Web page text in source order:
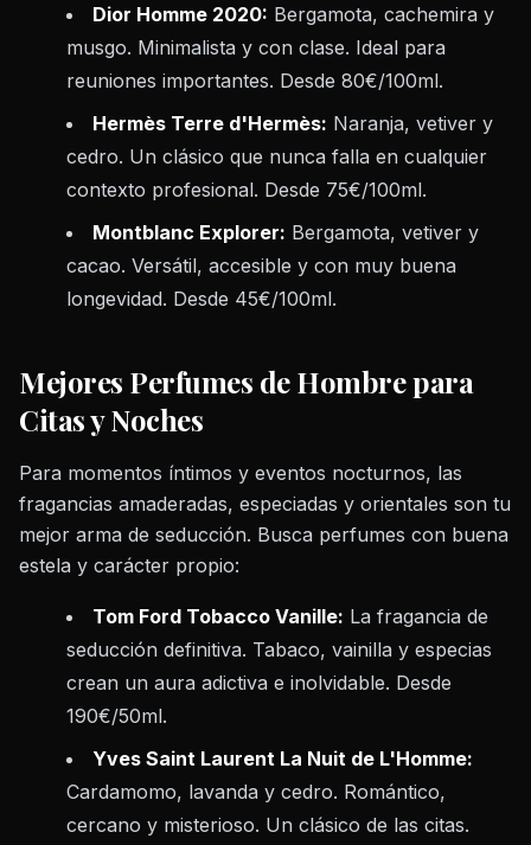
Dior Homme 2020: Bergamota, cachemira y
musgo. Minimalista y con clase. Ideal para
reuniones importantes. Desde 80€/100ml.
Hermès Terre d'Hermès: Naranja, vetiver y
cedro. Un clásico que nunca falla en cualquier
contexto profesional. Desde 75€/100ml.
Montblanc Explorer: Bergamota, vetiver y
cacao. Versátil, accesible y con muy buena
longevidad. Desde 45€/100ml.
Mejores Perfumes de Hombre para
Citas y Noches
Para momentos íntimos y eventos nocturnos, las
fragancias amaderadas, especiadas y orientales son tu
mejor arma de seducción. Busca perfumes con buena
estela y carácter propio:
Tom Ford Tobacco Vanille: La fragancia de
seducción definitiva. Tabaco, vainilla y especias
crean un aura adictiva e inolvidable. Desde
190€/50ml.
Yves Saint Laurent La Nuit de L'Homme:
Cardamomo, lavanda y cedro. Romántico,
cercano y misterioso. Un clásico de las citas.